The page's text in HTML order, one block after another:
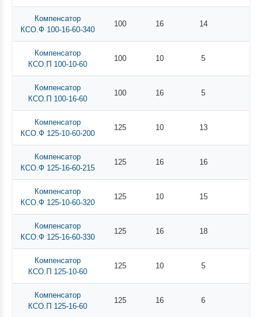
Компенсатор
КСО.Ф 100-16-60-340
100 16 14
Компенсатор
КСО.П 100-10-60
100 10 5
Компенсатор
КСО.П 100-16-60
100 16 5
Компенсатор
КСО.Ф 125-10-60-200
125 10 13
Компенсатор
КСО.Ф 125-16-60-215
125 16 16
Компенсатор
КСО.Ф 125-10-60-320
125 10 15
Компенсатор
КСО.Ф 125-16-60-330
125 16 18
Компенсатор
КСО.П 125-10-60
125 10 5
Компенсатор
КСО.П 125-16-60
125 16 6